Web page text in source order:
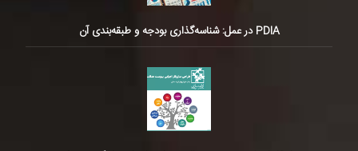
PDIA در عمل: شناسه‌گذاری بودجه و طبقه‌بندی آن